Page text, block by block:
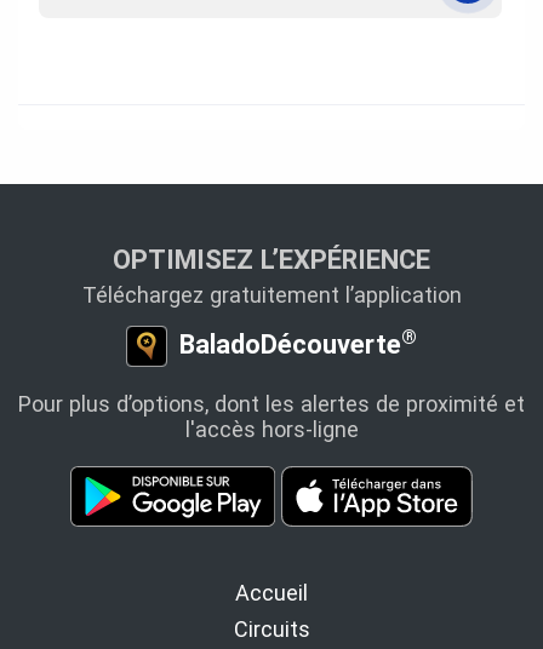
OPTIMISEZ L’EXPÉRIENCE
Téléchargez gratuitement l’application
BaladoDécouverte®
Pour plus d’options, dont les alertes de proximité et
l'accès hors-ligne
Accueil
Circuits